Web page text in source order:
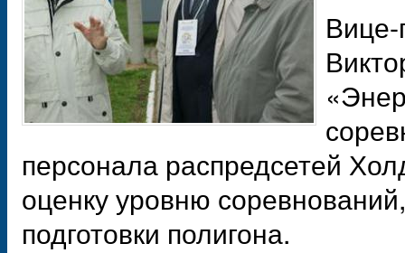
Вице-
персонала распредсетей
оценку уровню
подготовки полигона.